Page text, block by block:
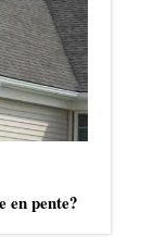
en pente?